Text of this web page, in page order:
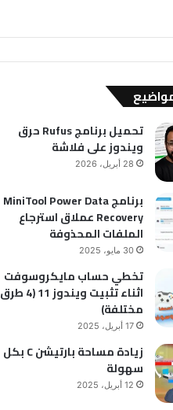
تحميل برنامج Rufus حرق
ويندوز على فلاشة
28 أبريل، 2026
برنامج MiniTool Power Data
Recovery عملاق استرجاع
الملفات المحذوفة
30 مايو، 2025
تخطي حساب مايكروسوفت
اثناء تثبيت ويندوز 11 (4 طرق
مختلفة)
17 أبريل، 2025
زيادة مساحة بارتيشن C بكل
سهولة
12 أبريل، 2025